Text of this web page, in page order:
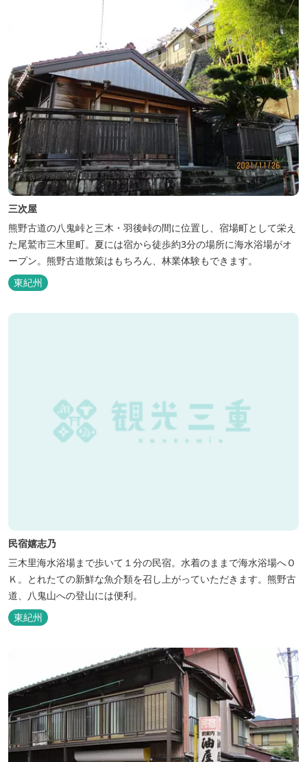
三次屋
熊野古道の八鬼峠と三木・羽後峠の間に位置し、宿場町として栄え
た尾鷲市三木里町。夏には宿から徒歩約3分の場所に海水浴場がオ
ープン。熊野古道散策はもちろん、林業体験もできます。
東紀州
民宿嬉志乃
三木里海水浴場まで歩いて１分の民宿。水着のままで海水浴場へＯ
Ｋ。とれたての新鮮な魚介類を召し上がっていただきます。熊野古
道、八鬼山への登山には便利。
東紀州